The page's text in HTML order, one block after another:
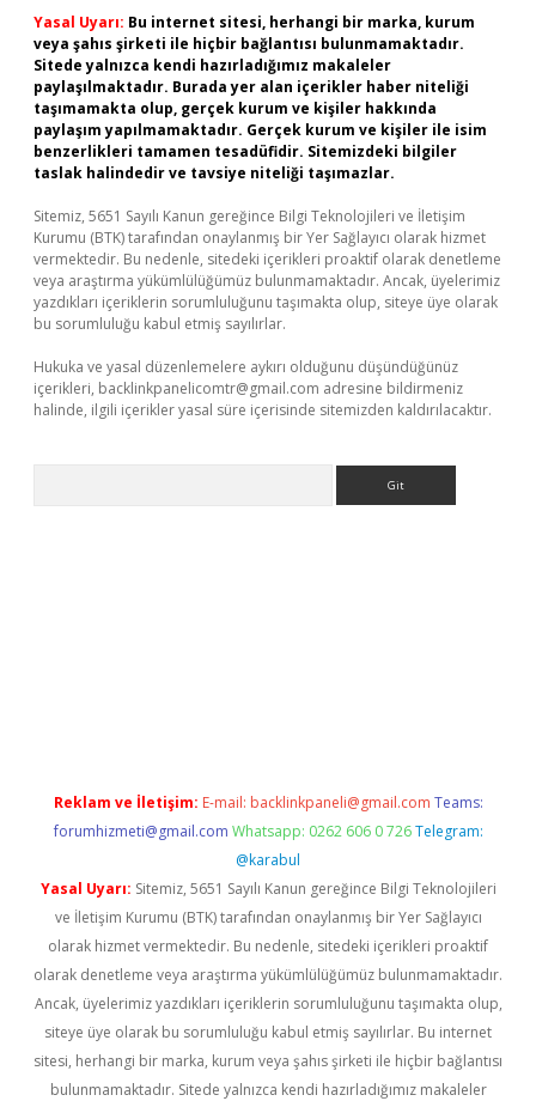
Yasal Uyarı: Bu internet sitesi, herhangi bir marka, kurum
veya şahıs şirketi ile hiçbir bağlantısı bulunmamaktadır.
Sitede yalnızca kendi hazırladığımız makaleler
paylaşılmaktadır. Burada yer alan içerikler haber niteliği
taşımamakta olup, gerçek kurum ve kişiler hakkında
paylaşım yapılmamaktadır. Gerçek kurum ve kişiler ile isim
benzerlikleri tamamen tesadüfidir. Sitemizdeki bilgiler
taslak halindedir ve tavsiye niteliği taşımazlar.
Sitemiz, 5651 Sayılı Kanun gereğince Bilgi Teknolojileri ve İletişim
Kurumu (BTK) tarafından onaylanmış bir Yer Sağlayıcı olarak hizmet
vermektedir. Bu nedenle, sitedeki içerikleri proaktif olarak denetleme
veya araştırma yükümlülüğümüz bulunmamaktadır. Ancak, üyelerimiz
yazdıkları içeriklerin sorumluluğunu taşımakta olup, siteye üye olarak
bu sorumluluğu kabul etmiş sayılırlar.
Hukuka ve yasal düzenlemelere aykırı olduğunu düşündüğünüz
içerikleri, backlinkpanelicomtr@gmail.com adresine bildirmeniz
halinde, ilgili içerikler yasal süre içerisinde sitemizden kaldırılacaktır.
Reklam ve İletişim: E-mail: backlinkpaneli@gmail.com Teams:
forumhizmeti@gmail.com Whatsapp: 0262 606 0 726 Telegram:
@karabul
Yasal Uyarı: Sitemiz, 5651 Sayılı Kanun gereğince Bilgi Teknolojileri
ve İletişim Kurumu (BTK) tarafından onaylanmış bir Yer Sağlayıcı
olarak hizmet vermektedir. Bu nedenle, sitedeki içerikleri proaktif
olarak denetleme veya araştırma yükümlülüğümüz bulunmamaktadır.
Ancak, üyelerimiz yazdıkları içeriklerin sorumluluğunu taşımakta olup,
siteye üye olarak bu sorumluluğu kabul etmiş sayılırlar. Bu internet
sitesi, herhangi bir marka, kurum veya şahıs şirketi ile hiçbir bağlantısı
bulunmamaktadır. Sitede yalnızca kendi hazırladığımız makaleler